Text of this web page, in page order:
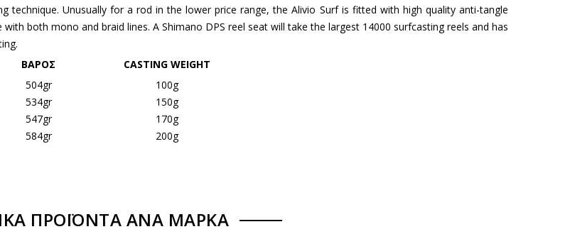
technique. Unusually for a rod in the lower price range, the Alivio Surf is fitted with high quality anti-tangle
both mono and braid lines. A Shimano DPS reel seat will take the largest 14000 surfcasting reels and has
ΒΑΡΟΣ
CASTING WEIGHT
504gr
100g
534gr
150g
547gr
170g
584gr
200g
ΠΡΟΪΌΝΤΑ ΑΝΆ ΜΆΡΚΑ